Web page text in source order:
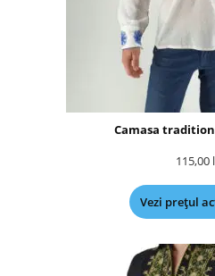
Camasa
115,00
Vezi prețul